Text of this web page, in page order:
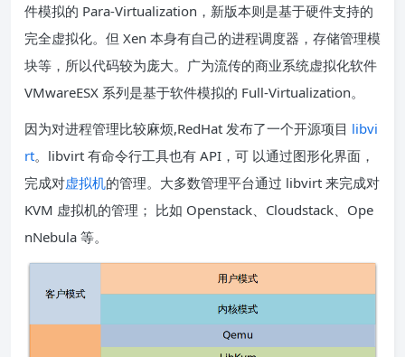
件模拟的 Para-Virtualization，新版本则是基于硬件支持的
完全虚拟化。但 Xen 本身有自己的进程调度器，存储管理模
块等，所以代码较为庞大。广为流传的商业系统虚拟化软件
VMwareESX 系列是基于软件模拟的 Full-Virtualization。
因为对进程管理比较麻烦,RedHat 发布了一个开源项目 libvi
rt。libvirt 有命令行工具也有 API，可 以通过图形化界面，
完成对虚拟机的管理。大多数管理平台通过 libvirt 来完成对
KVM 虚拟机的管理； 比如 Openstack、Cloudstack、Ope
nNebula 等。